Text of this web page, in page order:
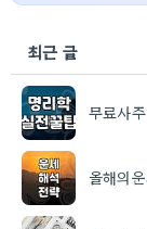
최근 글
무료사
올해의